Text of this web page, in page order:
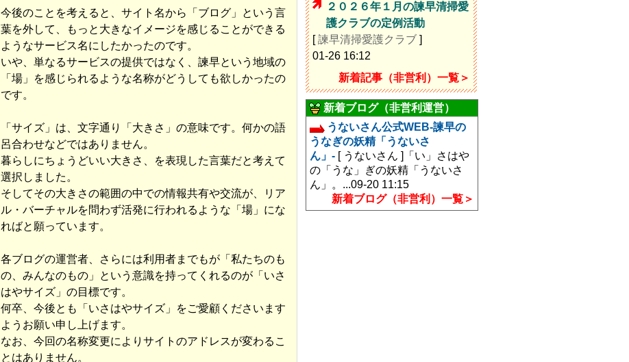
今後のことを考えると、サイト名から「ブログ」という言
葉を外して、もっと大きなイメージを感じることができる
ようなサービス名にしたかったのです。
いや、単なるサービスの提供ではなく、諫早という地域の
「場」を感じられるような名称がどうしても欲しかったの
です。
「サイズ」は、文字通り「大きさ」の意味です。何かの語
呂合わせなどではありません。
暮らしにちょうどいい大きさ、を表現した言葉だと考えて
選択しました。
そしてその大きさの範囲の中での情報共有や交流が、リア
ル・バーチャルを問わず活発に行われるような「場」にな
ればと願っています。
各ブログの運営者、さらには利用者までもが「私たちのも
の、みんなのもの」という意識を持ってくれるのが「いさ
はやサイズ」の目標です。
何卒、今後とも「いさはやサイズ」をご愛顧くださいます
ようお願い申し上げます。
なお、今回の名称変更によりサイトのアドレスが変わるこ
とはありません。
２０２６年１月の諫早清掃愛
護クラブの定例活動
[諫早清掃愛護クラブ ]
01-26 16:12
新着記事（非営利）一覧＞
新着ブログ（非営利運営）
うないさん公式WEB-諫早の
うなぎの妖精「うないさ
ん」- [ うないさん ]
「い」さはや
の「うな」ぎの妖精「うないさ
ん」。...09-20 11:15
新着ブログ（非営利）一覧＞